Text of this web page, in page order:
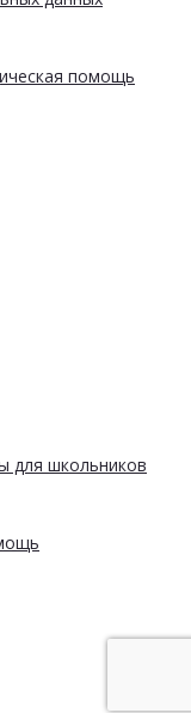
помощь
для школьников